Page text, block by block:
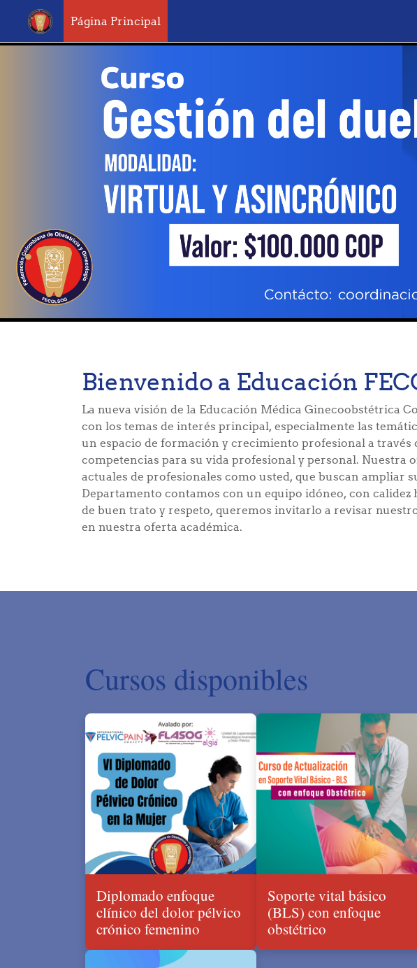
Saltar al contenido principal
Página Principal
Bienvenido a Educación
La nueva visión de la Educación Médica Ginecoobstétrica
con los temas de interés principal, especialmente las
un espacio de formación y crecimiento profesional a
competencias para su vida profesional y personal. Nuestra
actuales de profesionales como usted, que buscan ampliar
Departamento contamos con un equipo idóneo, con
de buen trato y respeto, queremos invitarlo a revisar
en nuestra oferta académica.
Cursos disponibles
Diplomado enfoque
clínico del dolor pélvico
crónico femenino
Soporte vital básico
(BLS) con enfoque
obstétrico